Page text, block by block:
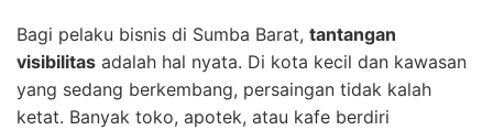
Bagi pelaku bisnis di Sumba Barat, tantangan
visibilitas adalah hal nyata. Di kota kecil dan kawasan
yang sedang berkembang, persaingan tidak kalah
ketat. Banyak toko, apotek, atau kafe berdiri